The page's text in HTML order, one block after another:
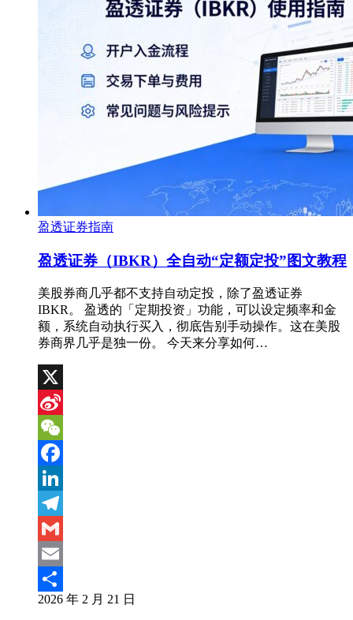
盈透证券指南
盈透证券（IBKR）全自动“定额定投”图文教程
美股券商几乎都不支持自动定投，除了盈透证券
IBKR。 盈透的「定期投资」功能，可以设定频率和金
额，系统自动执行买入，彻底告别手动操作。这在美股
券商界几乎是独一份。 今天来分享如何…
X
Sina
Weibo
WeChat
Facebook
LinkedIn
Telegram
Gmail
Email
分
2026 年 2 月 21 日